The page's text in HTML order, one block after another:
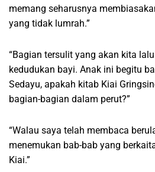
memang seharusnya
yang tidak lumrah.”
“Bagian tersulit yang akan kita
kedudukan bayi. Anak ini begitu
Sedayu, apakah kitab Kiai
bagian-bagian dalam perut?”
“Walau saya telah membaca
menemukan bab-bab yang
Kiai.”